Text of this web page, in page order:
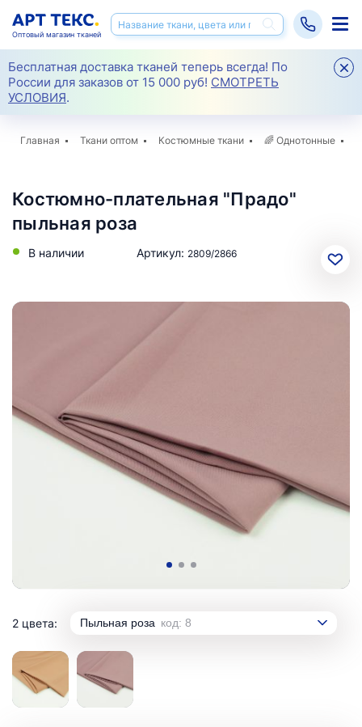
Бесплатная доставка тканей теперь всегда! По
России для заказов от 15 000 руб! СМОТРЕТЬ
УСЛОВИЯ.
Оптовый магазин тканей
Главная Ткани оптом Костюмные ткани 🌈 Однотонные
Костюмно-плательная "Прадо"
пыльная роза
В наличии Артикул: 2809/2866
2 цвета: Пыльная роза код: 8